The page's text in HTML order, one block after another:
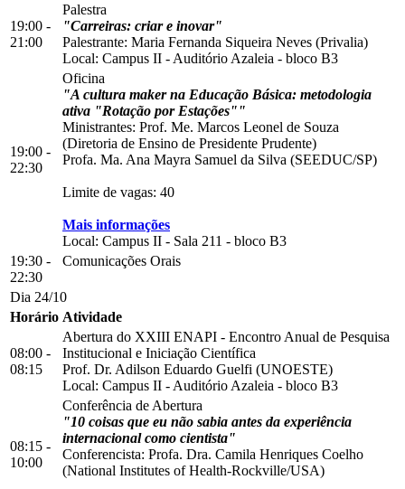
19:00 -
21:00
Palestra
"Carreiras: criar e inovar"
Palestrante: Maria Fernanda Siqueira Neves (Privalia)
Local: Campus II - Auditório Azaleia - bloco B3
19:00 -
22:30
Oficina
"A cultura maker na Educação Básica: metodologia
ativa "Rotação por Estações""
Ministrantes: Prof. Me. Marcos Leonel de Souza
(Diretoria de Ensino de Presidente Prudente)
Profa. Ma. Ana Mayra Samuel da Silva (SEEDUC/SP)
Limite de vagas: 40
Mais informações
Local: Campus II - Sala 211 - bloco B3
19:30 -
22:30
Comunicações Orais
Dia 24/10
Horário Atividade
08:00 -
08:15
Abertura do XXIII ENAPI - Encontro Anual de Pesquisa
Institucional e Iniciação Científica
Prof. Dr. Adilson Eduardo Guelfi (UNOESTE)
Local: Campus II - Auditório Azaleia - bloco B3
08:15 -
10:00
Conferência de Abertura
"10 coisas que eu não sabia antes da experiência
internacional como cientista"
Conferencista: Profa. Dra. Camila Henriques Coelho
(National Institutes of Health-Rockville/USA)